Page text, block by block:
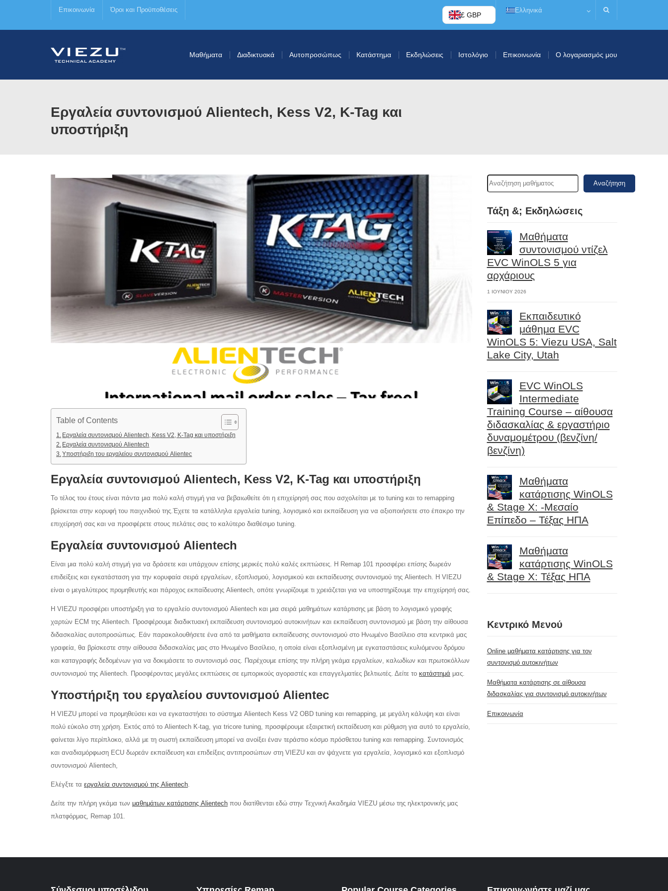
Επικοινωνία Όροι και Προϋποθέσεις
£ GBP
Ελληνικά
Μαθήματα Διαδικτυακά Αυτοπροσώπως Κατάστημα Εκδηλώσεις Ιστολόγιο Επικοινωνία Ο λογαριασμός μου
Εργαλεία συντονισμού Alientech, Kess V2, K-Tag και
υποστήριξη
Table of Contents
Εργαλεία συντονισμού Alientech, Kess V2, K-Tag και υποστήριξη
Εργαλεία συντονισμού Alientech
Υποστήριξη του εργαλείου συντονισμού Alientec
Εργαλεία συντονισμού Alientech, Kess V2, K-Tag και υποστήριξη
Το τέλος του έτους είναι πάντα μια πολύ καλή στιγμή για να βεβαιωθείτε ότι η επιχείρησή σας που ασχολείται με το tuning και το remapping
βρίσκεται στην κορυφή του παιχνιδιού της.Έχετε τα κατάλληλα εργαλεία tuning, λογισμικό και εκπαίδευση για να αξιοποιήσετε στο έπακρο την
επιχείρησή σας και να προσφέρετε στους πελάτες σας το καλύτερο διαθέσιμο tuning.
Εργαλεία συντονισμού Alientech
Είναι μια πολύ καλή στιγμή για να δράσετε και υπάρχουν επίσης μερικές πολύ καλές εκπτώσεις. Η Remap 101 προσφέρει επίσης δωρεάν
επιδείξεις και εγκατάσταση για την κορυφαία σειρά εργαλείων, εξοπλισμού, λογισμικού και εκπαίδευσης συντονισμού της Alientech. Η VIEZU
είναι ο μεγαλύτερος προμηθευτής και πάροχος εκπαίδευσης Alientech, οπότε γνωρίζουμε τι χρειάζεται για να υποστηρίξουμε την επιχείρησή σας.
Η VIEZU προσφέρει υποστήριξη για το εργαλείο συντονισμού Alientech και μια σειρά μαθημάτων κατάρτισης με βάση το λογισμικό γραφής
χαρτών ECM της Alientech. Προσφέρουμε διαδικτυακή εκπαίδευση συντονισμού αυτοκινήτων και εκπαίδευση συντονισμού με βάση την αίθουσα
διδασκαλίας αυτοπροσώπως. Εάν παρακολουθήσετε ένα από τα μαθήματα εκπαίδευσης συντονισμού στο Ηνωμένο Βασίλειο στα κεντρικά μας
γραφεία, θα βρίσκεστε στην αίθουσα διδασκαλίας μας στο Ηνωμένο Βασίλειο, η οποία είναι εξοπλισμένη με εγκαταστάσεις κυλιόμενου δρόμου
και καταγραφής δεδομένων για να δοκιμάσετε το συντονισμό σας. Παρέχουμε επίσης την πλήρη γκάμα εργαλείων, καλωδίων και πρωτοκόλλων
συντονισμού της Alientech. Προσφέροντας μεγάλες εκπτώσεις σε εμπορικούς αγοραστές και επαγγελματίες βελτιωτές. Δείτε το κατάστημά μας.
Υποστήριξη του εργαλείου συντονισμού Alientec
Η VIEZU μπορεί να προμηθεύσει και να εγκαταστήσει το σύστημα Alientech Kess V2 OBD tuning και remapping, με μεγάλη κάλυψη και είναι
πολύ εύκολο στη χρήση. Εκτός από το Alientech K-tag, για tricore tuning, προσφέρουμε εξαιρετική εκπαίδευση και ρύθμιση για αυτό το εργαλείο,
φαίνεται λίγο περίπλοκο, αλλά με τη σωστή εκπαίδευση μπορεί να ανοίξει έναν τεράστιο κόσμο πρόσθετου tuning και remapping. Συντονισμός
και αναδιαμόρφωση ECU δωρεάν εκπαίδευση και επιδείξεις αντιπροσώπων στη VIEZU και αν ψάχνετε για εργαλεία, λογισμικό και εξοπλισμό
συντονισμού Alientech,
Ελέγξτε τα εργαλεία συντονισμού της Alientech.
Δείτε την πλήρη γκάμα των μαθημάτων κατάρτισης Alientech που διατίθενται εδώ στην Τεχνική Ακαδημία VIEZU μέσω της ηλεκτρονικής μας
πλατφόρμας, Remap 101.
Αναζήτηση
Τάξη &; Εκδηλώσεις
Μαθήματα
συντονισμού ντίζελ
EVC WinOLS 5 για
αρχάριους
1 ΙΟΥΝΊΟΥ 2026
Εκπαιδευτικό
μάθημα EVC
WinOLS 5: Viezu USA, Salt
Lake City, Utah
EVC WinOLS
Intermediate
Training Course – αίθουσα
διδασκαλίας & εργαστήριο
δυναμομέτρου (βενζίνη/
βενζίνη)
Μαθήματα
κατάρτισης WinOLS
& Stage X: -Μεσαίο
Επίπεδο – Τέξας ΗΠΑ
Μαθήματα
κατάρτισης WinOLS
& Stage X: Τέξας ΗΠΑ
Κεντρικό Μενού
Online μαθήματα κατάρτισης για τον
συντονισμό αυτοκινήτων
Μαθήματα κατάρτισης σε αίθουσα
διδασκαλίας για συντονισμό αυτοκινήτων
Επικοινωνία